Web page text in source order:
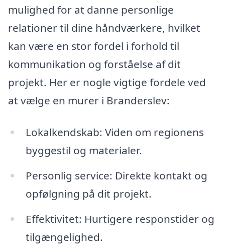
mulighed for at danne personlige
relationer til dine håndværkere, hvilket
kan være en stor fordel i forhold til
kommunikation og forståelse af dit
projekt. Her er nogle vigtige fordele ved
at vælge en murer i Branderslev:
Lokalkendskab: Viden om regionens
byggestil og materialer.
Personlig service: Direkte kontakt og
opfølgning på dit projekt.
Effektivitet: Hurtigere responstider og
tilgængelighed.